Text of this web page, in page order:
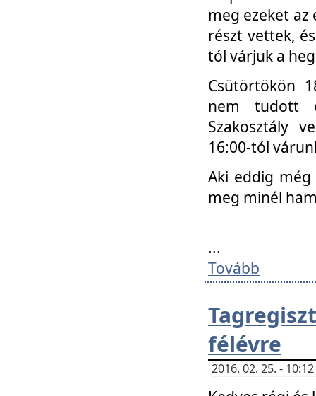
meg ezeket
részt vettek,
tól várjuk a
Csütörtökön
nem tudott
Szakosztály
16:00-tól
Aki eddig
meg minél
...
Tovább
félévre
2016. 02. 25. -